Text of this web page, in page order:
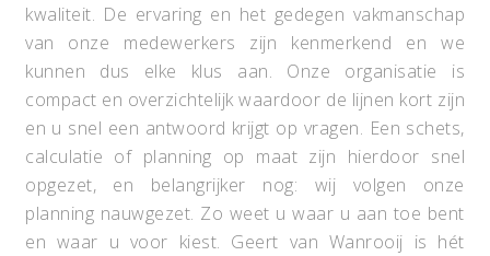
kwaliteit. De ervaring en het gedegen vakmanschap
van onze medewerkers zijn kenmerkend en we
kunnen dus elke klus aan. Onze organisatie is
compact en overzichtelijk waardoor de lijnen kort zijn
en u snel een antwoord krijgt op vragen. Een schets,
calculatie of planning op maat zijn hierdoor snel
opgezet, en belangrijker nog: wij volgen onze
planning nauwgezet. Zo weet u waar u aan toe bent
en waar u voor kiest. Geert van Wanrooij is hét